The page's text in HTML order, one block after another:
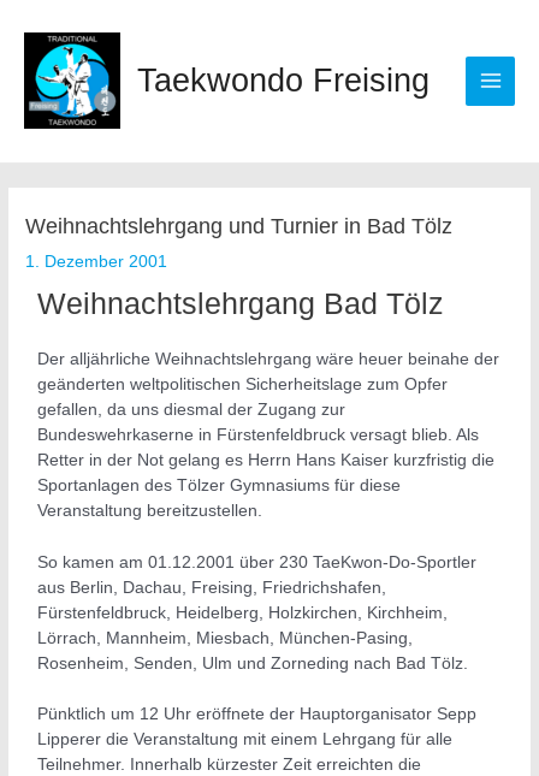
Inhalt
springen
Taekwondo Freising
Weihnachtslehrgang und Turnier in Bad Tölz
1. Dezember 2001
Weihnachtslehrgang Bad Tölz
Der alljährliche Weihnachtslehrgang wäre heuer beinahe der
geänderten weltpolitischen Sicherheitslage zum Opfer
gefallen, da uns diesmal der Zugang zur
Bundeswehrkaserne in Fürstenfeldbruck versagt blieb. Als
Retter in der Not gelang es Herrn Hans Kaiser kurzfristig die
Sportanlagen des Tölzer Gymnasiums für diese
Veranstaltung bereitzustellen.
So kamen am 01.12.2001 über 230 TaeKwon-Do-Sportler
aus Berlin, Dachau, Freising, Friedrichshafen,
Fürstenfeldbruck, Heidelberg, Holzkirchen, Kirchheim,
Lörrach, Mannheim, Miesbach, München-Pasing,
Rosenheim, Senden, Ulm und Zorneding nach Bad Tölz.
Pünktlich um 12 Uhr eröffnete der Hauptorganisator Sepp
Lipperer die Veranstaltung mit einem Lehrgang für alle
Teilnehmer. Innerhalb kürzester Zeit erreichten die